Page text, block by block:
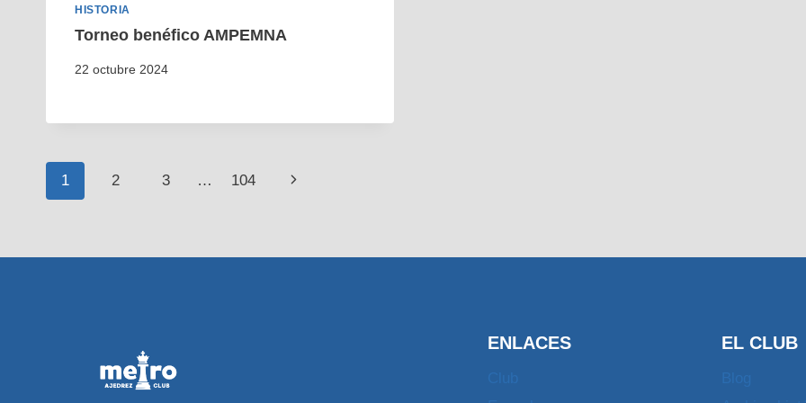
HISTORIA
Torneo benéfico AMPEMNA
22 octubre 2024
Navegación
1 2 3 … 104
Siguiente
ENLACES EL CLUB